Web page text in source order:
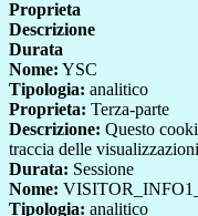
Proprieta
Descrizione
Durata
Nome: YSC
Tipologia: analitico
Proprieta: Terza-parte
Descrizione: Questo
traccia delle
Durata: Sessione
Nome:
Tipologia: analitico